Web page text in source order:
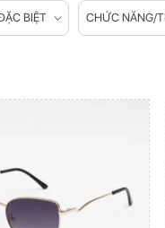
BIỆT CHỨC NĂNG/